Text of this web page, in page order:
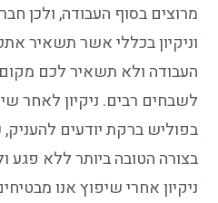
מרוצים בסוף העבודה, ולכן
וניקיון בכללי אשר תשאיר
העבודה ולא תשאיר לכם
לשבחים רבים. ניקיון לאחר
בפוליש ברקת יודעים
בצורה הטובה ביותר ללא פגע
ניקיון אחרי שיפוץ אנו